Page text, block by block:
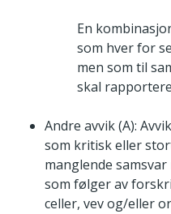
En
som hver for
men som til
skal
Andre avvik (A):
som kritisk eller
manglende
som følger av
celler, vev og/eller